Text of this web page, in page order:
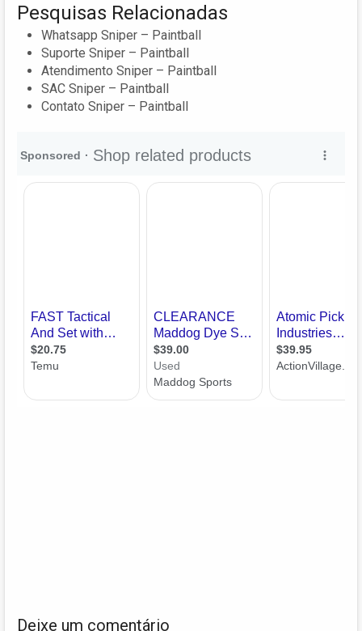
Pesquisas Relacionadas
Whatsapp Sniper – Paintball
Suporte Sniper – Paintball
Atendimento Sniper – Paintball
SAC Sniper – Paintball
Contato Sniper – Paintball
Deixe um comentário